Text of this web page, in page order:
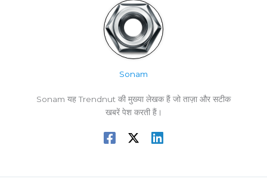
Sonam
Sonam यह Trendnut की मुख्या लेखक हैं जो ताज़ा और सटीक
खबरें पेश करती हैं।